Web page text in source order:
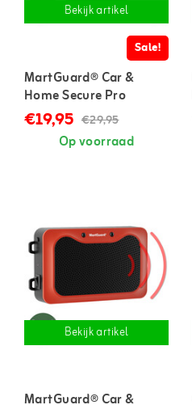
Bekijk artikel
Sale!
MartGuard® Car &
Home Secure Pro
marterverjager voor in
auto en huis
€19,95 €29,95
Op voorraad
Bekijk artikel
MartGuard® Car &